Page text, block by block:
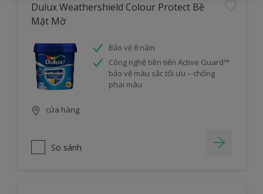
Dulux Weathershield Colour Protect Bề
Mặt Mờ
Bảo vệ 8 năm
Công nghệ tiên tiến Active Guard™
bảo vệ màu sắc tối ưu – chống
phai màu
cửa hàng
So sánh